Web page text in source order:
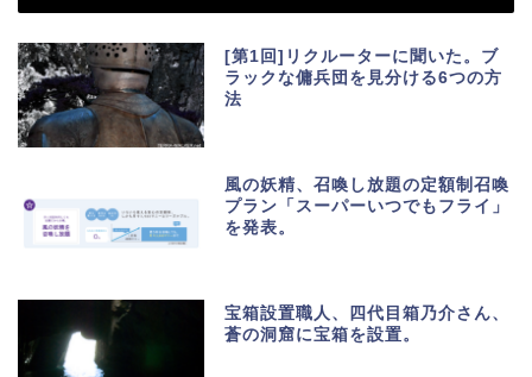
[第1回]リクルーターに聞いた。ブ
ラックな傭兵団を見分ける6つの方
法
風の妖精、召喚し放題の定額制召喚
プラン「スーパーいつでもフライ」
を発表。
宝箱設置職人、四代目箱乃介さん、
蒼の洞窟に宝箱を設置。